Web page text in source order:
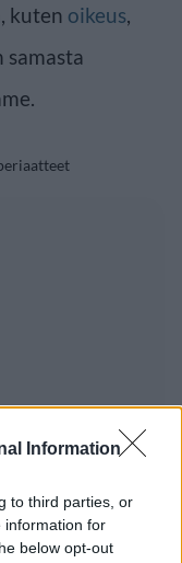
Information
to third parties, or
information for
below opt-out
kuten oikeus,